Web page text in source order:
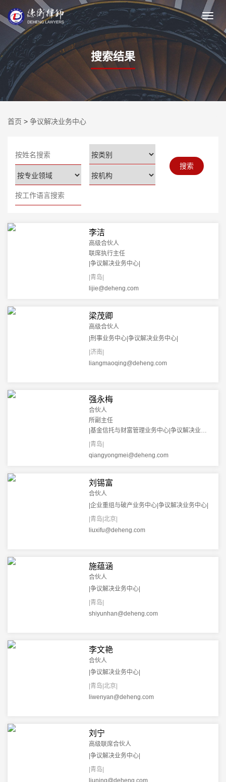
搜索结果
首页 > 争议解决业务中心
搜索
李洁
高级合伙人
联席执行主任
|争议解决业务中心|
|青岛|
lijie@deheng.com
梁茂卿
高级合伙人
|刑事业务中心|争议解决业务中心|
|济南|
liangmaoqing@deheng.com
强永梅
合伙人
所副主任
|基金信托与财富管理业务中心|争议解决业务中心|
|青岛|
qiangyongmei@deheng.com
刘锡富
合伙人
|企业重组与破产业务中心|争议解决业务中心|
|青岛|北京|
liuxifu@deheng.com
施蕴涵
合伙人
|争议解决业务中心|
|青岛|
shiyunhan@deheng.com
李文艳
合伙人
|争议解决业务中心|
|青岛|北京|
liwenyan@deheng.com
刘宁
高级联席合伙人
|争议解决业务中心|
|青岛|
liuning@deheng.com